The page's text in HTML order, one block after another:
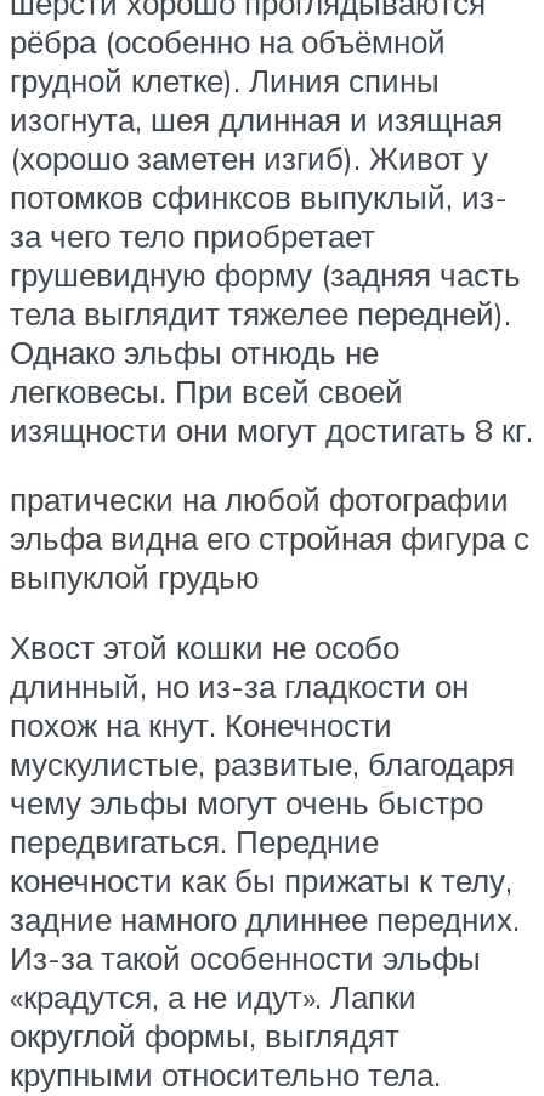
рёбра (особенно на объёмной
грудной клетке). Линия спины
изогнута, шея длинная и изящная
(хорошо заметен изгиб). Живот у
потомков сфинксов выпуклый, из-
за чего тело приобретает
грушевидную форму (задняя часть
тела выглядит тяжелее передней).
Однако эльфы отнюдь не
легковесы. При всей своей
изящности они могут достигать 8 кг.
пратически на любой фотографии
эльфа видна его стройная фигура с
выпуклой грудью
Хвост этой кошки не особо
длинный, но из-за гладкости он
похож на кнут. Конечности
мускулистые, развитые, благодаря
чему эльфы могут очень быстро
передвигаться. Передние
конечности как бы прижаты к телу,
задние намного длиннее передних.
Из-за такой особенности эльфы
«крадутся, а не идут». Лапки
округлой формы, выглядят
крупными относительно тела.